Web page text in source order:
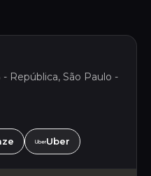
República, São Paulo -
Uber